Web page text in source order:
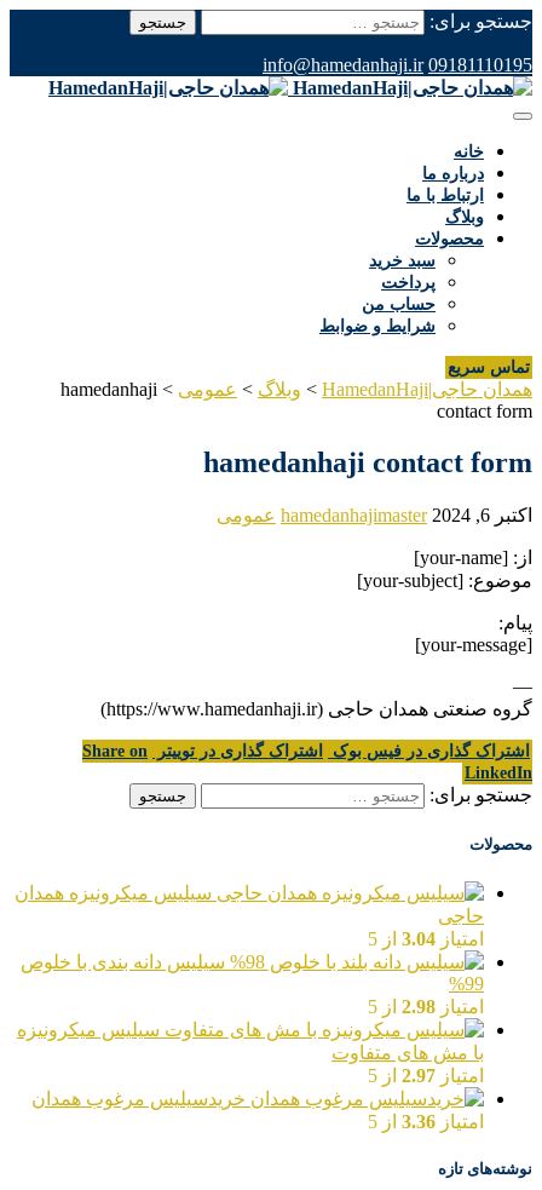
جستجو برای:
09181110195
info@hamedanhaji.ir
خانه
درباره ما
ارتباط با ما
وبلاگ
محصولات
سبد خرید
پرداخت
حساب من
شرایط و ضوابط
تماس سریع
همدان حاجی|HamedanHaji > وبلاگ > عمومی >
hamedanhaji
contact form
hamedanhaji contact form
اکتبر 6, 2024 hamedanhajimaster عمومی
از: [your-name]
موضوع: [your-subject]
پیام:
[your-message]
—
گروه صنعتی همدان حاجی (https://www.hamedanhaji.ir)
اشتراک گذاری در فیس بوک اشتراک گذاری در توییتر
Share on
LinkedIn
جستجو برای:
محصولات
سیلیس میکرونیزه همدان
حاجی
امتیاز 3.04 از 5
سیلیس دانه بندی با خلوص
99%
امتیاز 2.98 از 5
سیلیس میکرونیزه
با مش های متفاوت
امتیاز 2.97 از 5
خریدسیلیس مرغوب همدان
امتیاز 3.36 از 5
نوشته‌های تازه